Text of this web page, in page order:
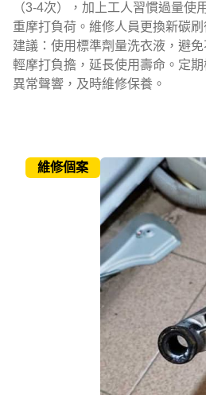
（3-4次），加上工人習慣過量使
重摩打負荷。維修人員更換新碳
建議：使用標準劑量洗衣液，避
輕摩打負擔，延長使用壽命。定
異常聲響，及時維修保養。
維修個案